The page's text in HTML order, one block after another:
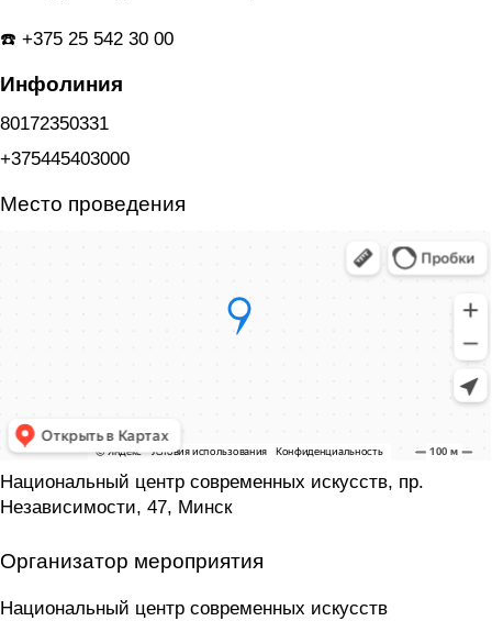
☎️ +375 25 542 30 00
Инфолиния
80172350331
+375445403000
Место проведения
Национальный центр современных искусств, пр.
Независимости, 47, Минск
Организатор мероприятия
Национальный центр современных искусств